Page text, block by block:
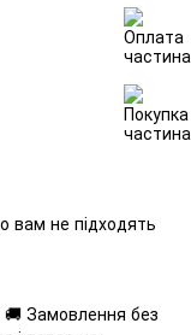
вам не підходять
🚚 Замовлення без